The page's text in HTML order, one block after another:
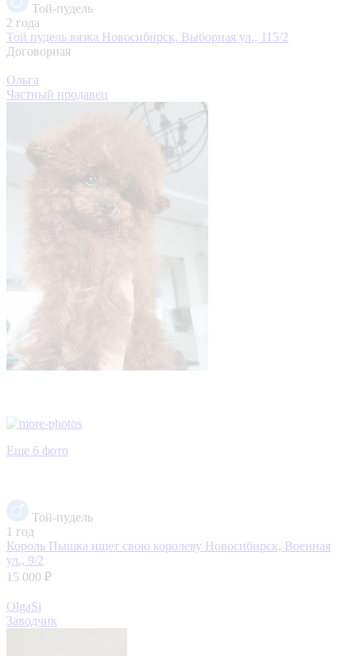
Той-пудель
2 года
Той пудель вязка Новосибирск, Выборная ул., 115/2
Договорная
Ольга
Частный продавец
Еще 6 фото
Той-пудель
1 год
Король Пышка ищет свою королеву Новосибирск, Военная
ул., 9/2
15 000 ₽
OlgaSi
Заводчик